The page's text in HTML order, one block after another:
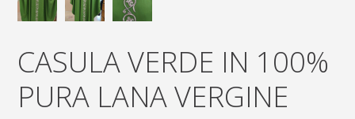
CASULA VERDE IN 100%
PURA LANA VERGINE